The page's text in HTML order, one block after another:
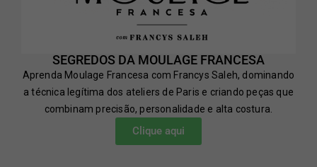
SEGREDOS DA MOULAGE FRANCESA
Aprenda Moulage Francesa com Francys Saleh, dominando
a técnica legítima dos ateliers de Paris e criando peças que
combinam precisão, personalidade e alta costura.
Clique aqui